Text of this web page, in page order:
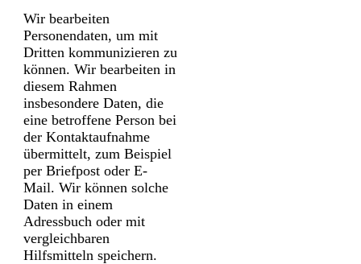
Wir bearbeiten
Personendaten, um mit
Dritten kommunizieren zu
können. Wir bearbeiten in
diesem Rahmen
insbesondere Daten, die
eine betroffene Person bei
der Kontaktaufnahme
übermittelt, zum Beispiel
per Briefpost oder E-
Mail. Wir können solche
Daten in einem
Adressbuch oder mit
vergleichbaren
Hilfsmitteln speichern.